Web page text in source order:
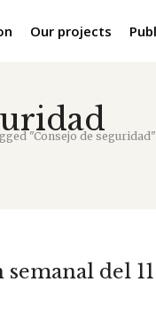
Our projects
"Consejo de seguridad"
semanal del